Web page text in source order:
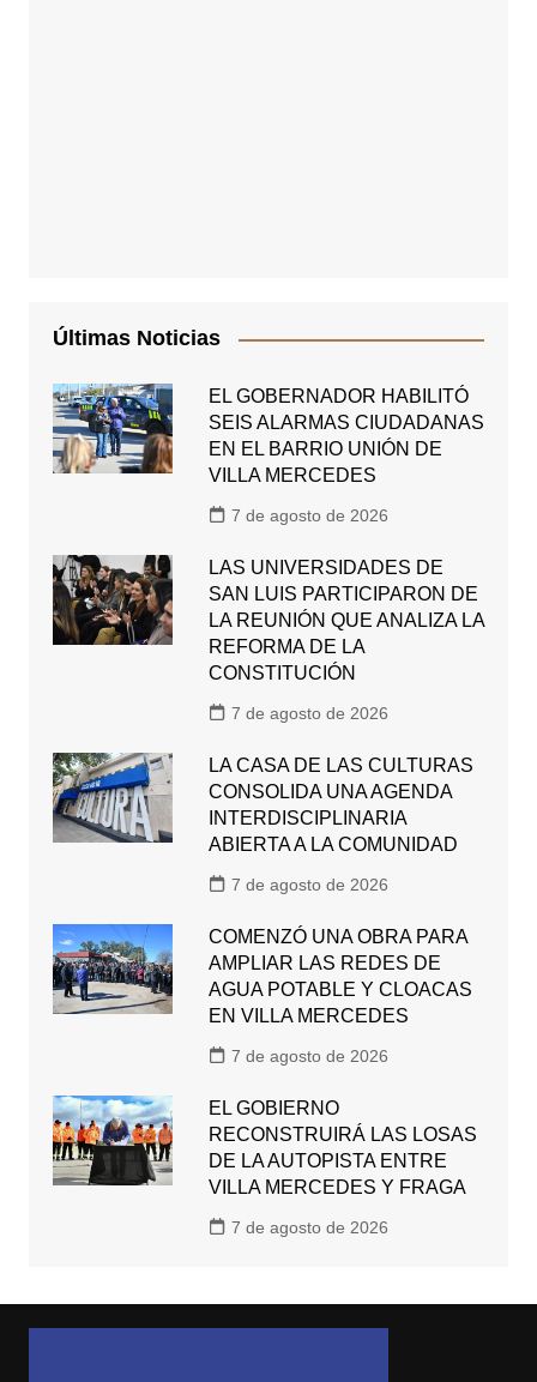
Últimas Noticias
EL GOBERNADOR HABILITÓ
SEIS ALARMAS CIUDADANAS
EN EL BARRIO UNIÓN DE
VILLA MERCEDES
7 de agosto de 2026
LAS UNIVERSIDADES DE
SAN LUIS PARTICIPARON DE
LA REUNIÓN QUE ANALIZA LA
REFORMA DE LA
CONSTITUCIÓN
7 de agosto de 2026
LA CASA DE LAS CULTURAS
CONSOLIDA UNA AGENDA
INTERDISCIPLINARIA
ABIERTA A LA COMUNIDAD
7 de agosto de 2026
COMENZÓ UNA OBRA PARA
AMPLIAR LAS REDES DE
AGUA POTABLE Y CLOACAS
EN VILLA MERCEDES
7 de agosto de 2026
EL GOBIERNO
RECONSTRUIRÁ LAS LOSAS
DE LA AUTOPISTA ENTRE
VILLA MERCEDES Y FRAGA
7 de agosto de 2026